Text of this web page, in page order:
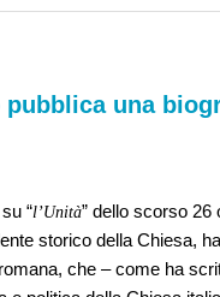
una
“l’Unità” dello scorso 26
storico della Chiesa,
che – come ha